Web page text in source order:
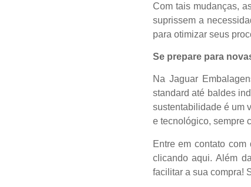
Com tais mudanças,
suprissem a
para otimizar seus
Se prepare para
Na Jaguar
standard até baldes
sustentabilidade é um
e tecnológico, sempre
Entre em contato
clicandoaqui.Além
facilitar a sua compra!